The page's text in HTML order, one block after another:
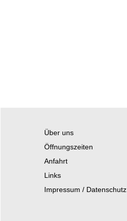
Über uns
Öffnungszeiten
Anfahrt
Links
Impressum / Datenschutz